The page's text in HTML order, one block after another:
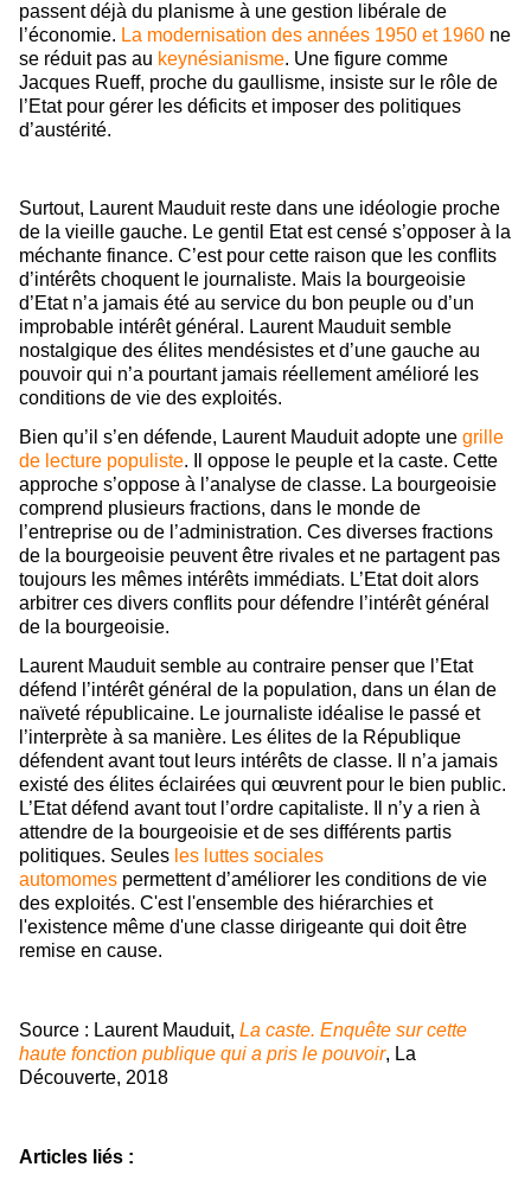
passent déjà du planisme à une gestion libérale de
l’économie. La modernisation des années 1950 et 1960 ne
se réduit pas au keynésianisme. Une figure comme
Jacques Rueff, proche du gaullisme, insiste sur le rôle de
l’Etat pour gérer les déficits et imposer des politiques
d’austérité.
Surtout, Laurent Mauduit reste dans une idéologie proche
de la vieille gauche. Le gentil Etat est censé s’opposer à la
méchante finance. C’est pour cette raison que les conflits
d’intérêts choquent le journaliste. Mais la bourgeoisie
d’Etat n’a jamais été au service du bon peuple ou d’un
improbable intérêt général. Laurent Mauduit semble
nostalgique des élites mendésistes et d’une gauche au
pouvoir qui n’a pourtant jamais réellement amélioré les
conditions de vie des exploités.
Bien qu’il s’en défende, Laurent Mauduit adopte une grille
de lecture populiste. Il oppose le peuple et la caste. Cette
approche s’oppose à l’analyse de classe. La bourgeoisie
comprend plusieurs fractions, dans le monde de
l’entreprise ou de l’administration. Ces diverses fractions
de la bourgeoisie peuvent être rivales et ne partagent pas
toujours les mêmes intérêts immédiats. L’Etat doit alors
arbitrer ces divers conflits pour défendre l’intérêt général
de la bourgeoisie.
Laurent Mauduit semble au contraire penser que l’Etat
défend l’intérêt général de la population, dans un élan de
naïveté républicaine. Le journaliste idéalise le passé et
l’interprète à sa manière. Les élites de la République
défendent avant tout leurs intérêts de classe. Il n’a jamais
existé des élites éclairées qui œuvrent pour le bien public.
L’Etat défend avant tout l’ordre capitaliste. Il n’y a rien à
attendre de la bourgeoisie et de ses différents partis
politiques. Seules les luttes sociales
automomes permettent d’améliorer les conditions de vie
des exploités. C'est l'ensemble des hiérarchies et
l'existence même d'une classe dirigeante qui doit être
remise en cause.
Source : Laurent Mauduit, La caste. Enquête sur cette
haute fonction publique qui a pris le pouvoir, La
Découverte, 2018
Articles liés :